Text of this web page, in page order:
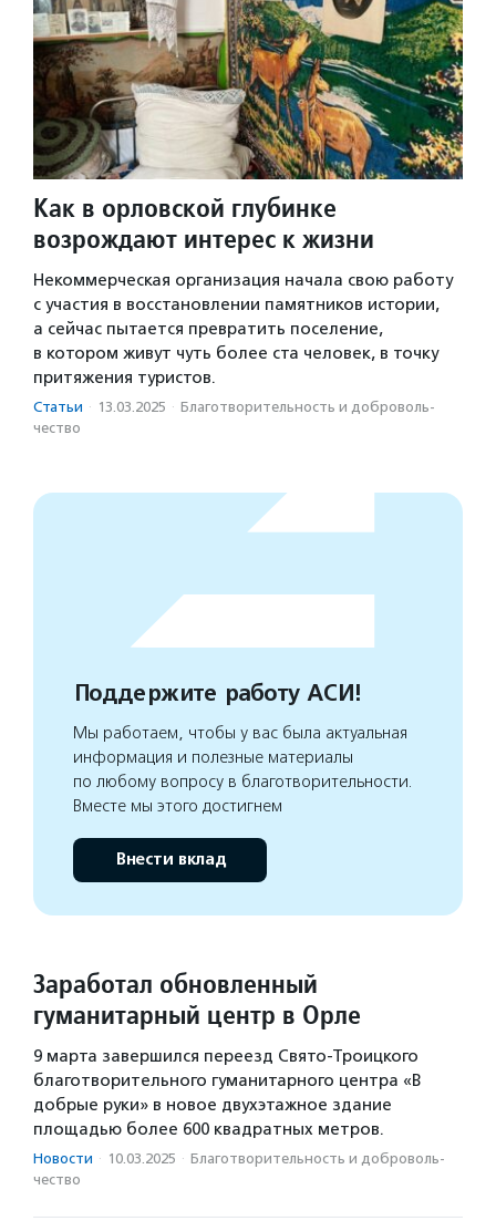
Как в орловской глубинке
возрождают интерес к жизни
Некоммерческая организация начала свою работу
с участия в восстановлении памятников истории,
а сейчас пытается превратить поселение,
в котором живут чуть более ста человек, в точку
притяжения туристов.
Статьи · 13.03.2025 · Благотвори­тель­ность и доброволь­
чест­во
Поддержите работу АСИ!
Мы работаем, чтобы у вас была актуальная
информация и полезные материалы
по любому вопросу в благотворительности.
Вместе мы этого достигнем
Внести вклад
Заработал обновленный
гуманитарный центр в Орле
9 марта завершился переезд Свято-Троицкого
благотворительного гуманитарного центра «В
добрые руки» в новое двухэтажное здание
площадью более 600 квадратных метров.
Новости · 10.03.2025 · Благотвори­тель­ность и доброволь­
чест­во